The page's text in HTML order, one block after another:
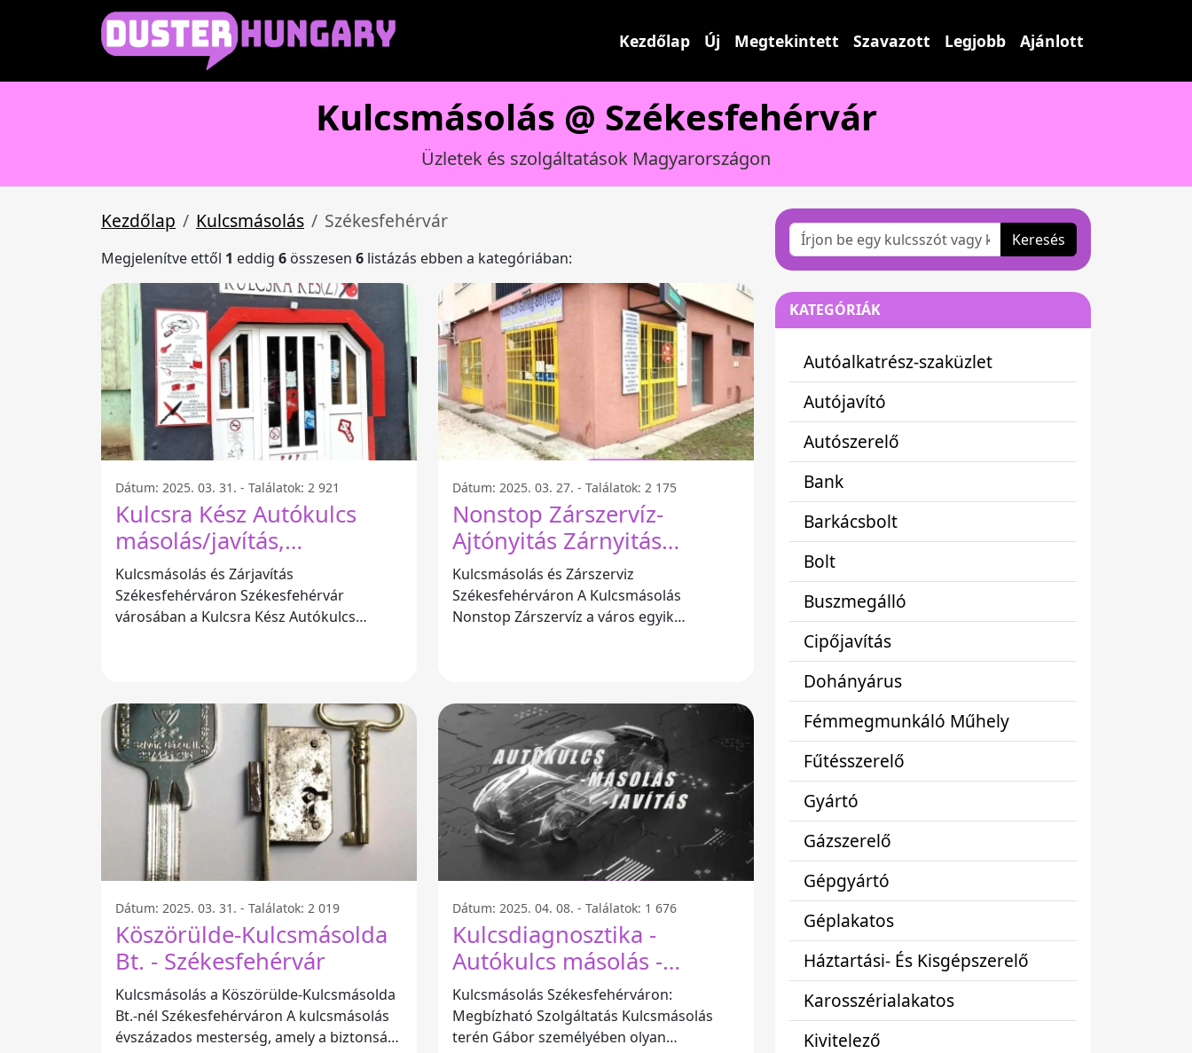
Kezdőlap Új Megtekintett Szavazott Legjobb Ajánlott
Kulcsmásolás @ Székesfehérvár
Üzletek és szolgáltatások Magyarországon
Kezdőlap Kulcsmásolás Székesfehérvár
Megjelenítve ettől 1 eddig 6 összesen 6 listázás ebben a kategóriában:
Dátum: 2025. 03. 31. - Találatok: 2 921
Kulcsra Kész Autókulcs
másolás/javítás,
Kulcsmásolás , Zárjavítás,
Èlezès, Akkumulátor
Zárszerviz -
Kulcsmásolás és Zárjavítás
Székesfehérváron Székesfehérvár
városában a Kulcsra Kész Autókulcs
Dátum: 2025. 03. 27. - Találatok: 2 175
Nonstop Zárszervíz-
Ajtónyitás Zárnyitás
Immobilizeres autókulcs
másolás-javítás Bélyegző
készítés - Székesfehérvár
Kulcsmásolás és Zárszerviz
Székesfehérváron A Kulcsmásolás
Nonstop Zárszervíz a város egyik
Dátum: 2025. 03. 31. - Találatok: 2 019
Köszörülde-Kulcsmásolda
Bt. - Székesfehérvár
Kulcsmásolás a Köszörülde-Kulcsmásolda
Bt.-nél Székesfehérváron A kulcsmásolás
évszázados mesterség, amely a biztonság
Dátum: 2025. 04. 08. - Találatok: 1 676
Kulcsdiagnosztika -
Autókulcs másolás -
Székesfehérvár
Kulcsmásolás Székesfehérváron:
Megbízható Szolgáltatás Kulcsmásolás
terén Gábor személyében olyan
Keresés
KATEGÓRIÁK
Autóalkatrész-szaküzlet
Autójavító
Autószerelő
Bank
Barkácsbolt
Bolt
Buszmegálló
Cipőjavítás
Dohányárus
Fémmegmunkáló Műhely
Fűtésszerelő
Gyártó
Gázszerelő
Gépgyártó
Géplakatos
Háztartási- És Kisgépszerelő
Karosszérialakatos
Kivitelező